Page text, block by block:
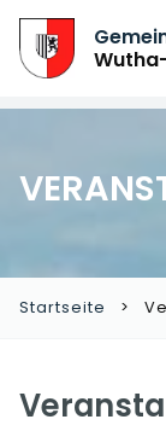
Startseite